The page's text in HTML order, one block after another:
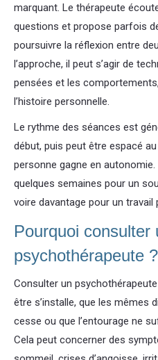
marquant. Le thérapeute
questions et propose parfois
poursuivre la réflexion entre
l’approche, il peut s’agir de
pensées et les
l’histoire personnelle.
Le rythme des séances est
début, puis peut être espacé
personne gagne en
quelques semaines pour un
voire davantage pour un travail
Pourquoi consulter
psychothérapeute ?
Consulter un
être s’installe, que les mêmes
cesse ou que l’entourage ne
Cela peut concerner des